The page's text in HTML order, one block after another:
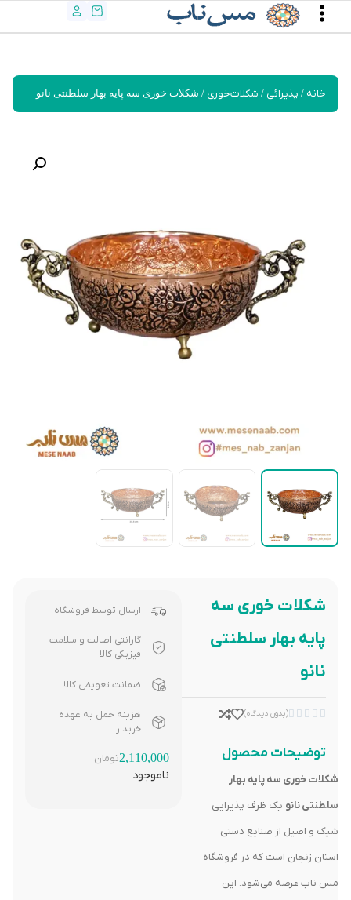
خانه / پذیرائی / شکلات‌خوری / شکلات خوری سه پایه بهار سلطنتی نانو
شکلات خوری سه
پایه بهار سلطنتی
نانو




(بدون دیدگاه)
توضیحات محصول
شکلات خوری سه پایه بهار
سلطنتی نانو یک ظرف پذیرایی
شیک و اصیل از صنایع دستی
استان زنجان است که در فروشگاه
مس ناب عرضه می‌شود. این
ارسال توسط فروشگاه
گارانتی اصالت و سلامت
فیزیکی کالا
ضمانت تعویض کالا
هزینه حمل به عهده
خریدار
2,110,000تومان
ناموجود